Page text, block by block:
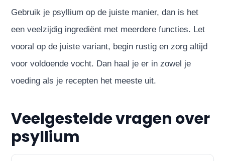
Gebruik je psyllium op de juiste manier, dan is het
een veelzijdig ingrediënt met meerdere functies. Let
vooral op de juiste variant, begin rustig en zorg altijd
voor voldoende vocht. Dan haal je er in zowel je
voeding als je recepten het meeste uit.
Veelgestelde vragen over
psyllium